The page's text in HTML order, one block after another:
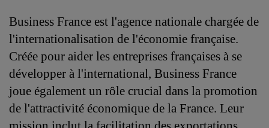
Business France est l'agence nationale chargée de
l'internationalisation de l'économie française.
Créée pour aider les entreprises françaises à se
développer à l'international, Business France
joue également un rôle crucial dans la promotion
de l'attractivité économique de la France. Leur